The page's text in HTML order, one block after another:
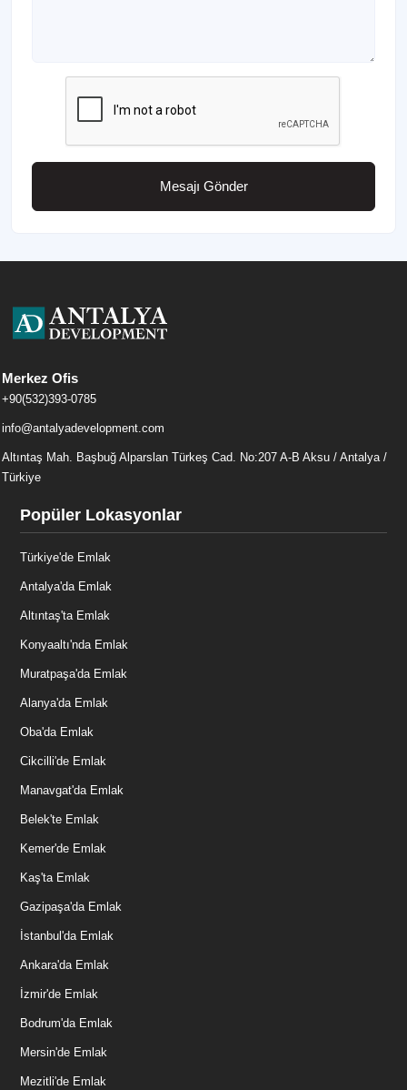
Mesajı Gönder
Merkez Ofis
+90(532)393-0785
info@antalyadevelopment.com
Altıntaş Mah. Başbuğ Alparslan Türkeş Cad. No:207 A-B Aksu / Antalya /
Türkiye
Popüler Lokasyonlar
Türkiye'de Emlak
Antalya'da Emlak
Altıntaş'ta Emlak
Konyaaltı'nda Emlak
Muratpaşa'da Emlak
Alanya'da Emlak
Oba'da Emlak
Cikcilli'de Emlak
Manavgat'da Emlak
Belek'te Emlak
Kemer'de Emlak
Kaş'ta Emlak
Gazipaşa'da Emlak
İstanbul'da Emlak
Ankara'da Emlak
İzmir'de Emlak
Bodrum'da Emlak
Mersin'de Emlak
Mezitli'de Emlak